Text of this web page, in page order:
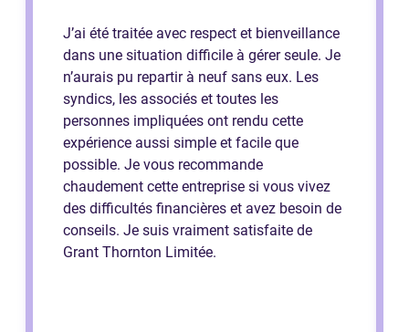
J’ai été traitée avec respect et bienveillance
dans une situation difficile à gérer seule. Je
n’aurais pu repartir à neuf sans eux. Les
syndics, les associés et toutes les
personnes impliquées ont rendu cette
expérience aussi simple et facile que
possible. Je vous recommande
chaudement cette entreprise si vous vivez
des difficultés financières et avez besoin de
conseils. Je suis vraiment satisfaite de
Grant Thornton Limitée.